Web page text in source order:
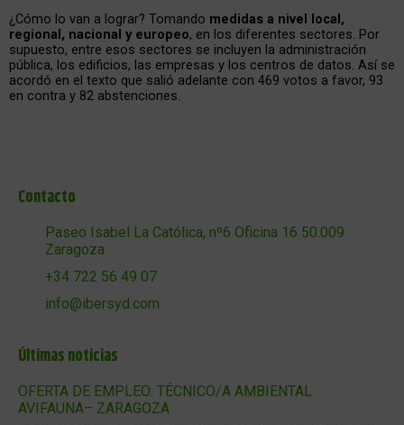
¿Cómo lo van a lograr? Tomando medidas a nivel local,
regional, nacional y europeo, en los diferentes sectores. Por
supuesto, entre esos sectores se incluyen la administración
pública, los edificios, las empresas y los centros de datos. Así se
acordó en el texto que salió adelante con 469 votos a favor, 93
en contra y 82 abstenciones.
Contacto
Paseo Isabel La Católica, nº6 Oficina 16 50.009
Zaragoza
+34 722 56 49 07
info@ibersyd.com
Últimas noticias
OFERTA DE EMPLEO: TÉCNICO/A AMBIENTAL
AVIFAUNA– ZARAGOZA